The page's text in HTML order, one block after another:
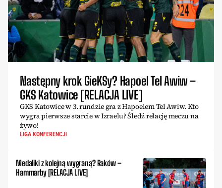
Następny krok GieKSy? Hapoel Tel Awiw –
GKS Katowice [RELACJA LIVE]
GKS Katowice w 3. rundzie gra z Hapoelem Tel Awiw. Kto
wygra pierwsze starcie w Izraelu? Śledź relację meczu na
żywo!
LIGA KONFERENCJI
Medaliki z kolejną wygraną? Raków –
Hammarby [RELACJA LIVE]